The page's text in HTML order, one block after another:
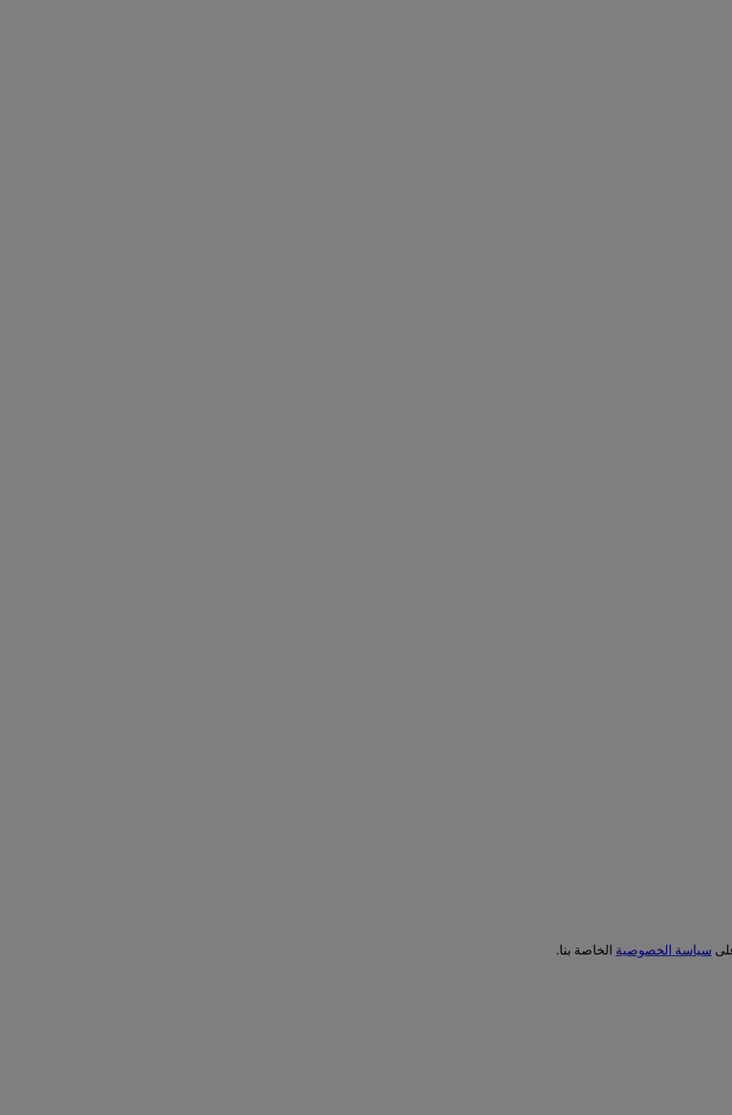
سياسة الخصوصية الخاصة بنا.